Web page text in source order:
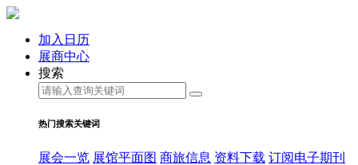
加入日历
展商中心
搜索
热门搜索关键词
展会一览 展馆平面图 商旅信息 资料下载 订阅电子期刊